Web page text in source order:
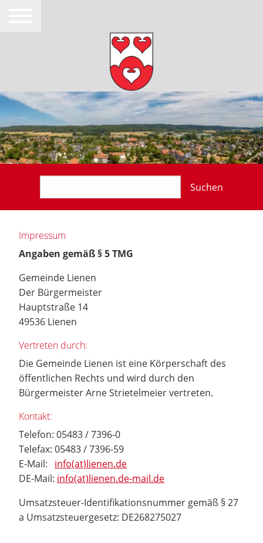
Suchen
Impressum
Angaben gemäß § 5 TMG
Gemeinde Lienen
Der Bürgermeister
Hauptstraße 14
49536 Lienen
Vertreten durch:
Die Gemeinde Lienen ist eine Körperschaft des
öffentlichen Rechts und wird durch den
Bürgermeister Arne Strietelmeier vertreten.
Kontakt:
Telefon: 05483 / 7396-0
Telefax: 05483 / 7396-59
E-Mail: info(at)lienen.de
DE-Mail: info(at)lienen.de-mail.de
Umsatzsteuer-Identifikationsnummer gemäß § 27
a Umsatzsteuergesetz: DE268275027